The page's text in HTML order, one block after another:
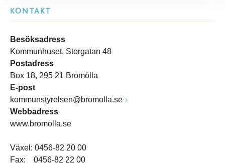
KONTAKT
Besöksadress
Kommunhuset, Storgatan 48
Postadress
Box 18, 295 21 Bromölla
E-post
kommunstyrelsen@bromolla.se
Webbadress
www.bromolla.se
Växel: 0456-82 20 00
Fax: 0456-82 22 00